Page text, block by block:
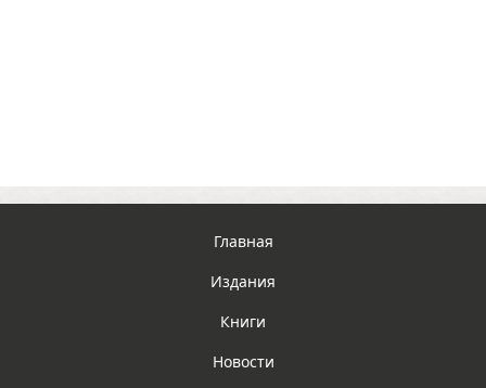
Главная
Издания
Книги
Новости